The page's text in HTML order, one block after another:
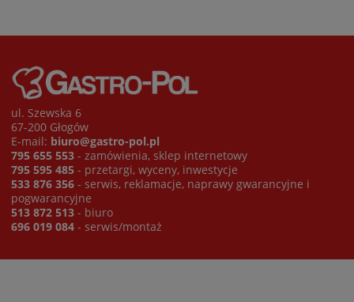
ul. Szewska 6
67-200 Głogów
E-mail: biuro@gastro-pol.pl
795 655 553 - zamówienia, sklep internetowy
795 595 485 - przetargi, wyceny, inwestycje
533 876 356 - serwis, reklamacje, naprawy gwarancyjne i
pogwarancyjne
513 872 513 - biuro
696 019 084 - serwis/montaż